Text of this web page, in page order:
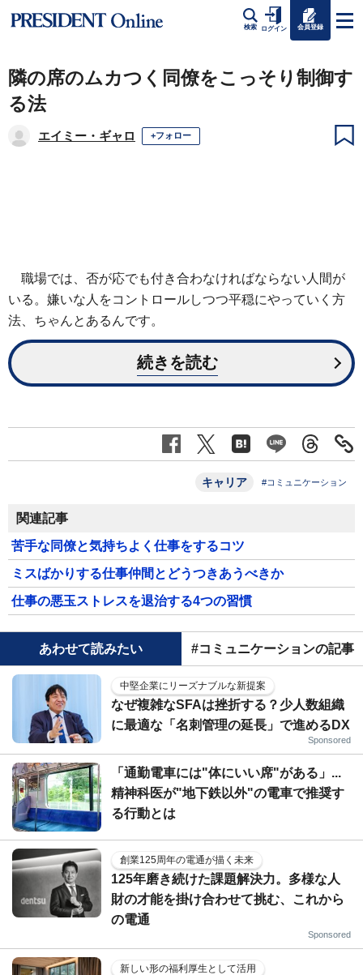
検索 ログイン 会員登録
隣の席のムカつく同僚をこっそり制御す
る法
エイミー・ギャロ +フォロー
職場では、否が応でも付き合わなければならない人間が
いる。嫌いな人をコントロールしつつ平穏にやっていく方
法、ちゃんとあるんです。
続きを読む
キャリア #コミュニケーション
関連記事
苦手な同僚と気持ちよく仕事をするコツ
ミスばかりする仕事仲間とどうつきあうべきか
仕事の悪玉ストレスを退治する4つの習慣
あわせて読みたい #コミュニケーションの記事
中堅企業にリーズナブルな新提案
なぜ複雑なSFAは挫折する？少人数組織
に最適な「名刺管理の延長」で進めるDX
Sponsored
「通勤電車には"体にいい席"がある」...
精神科医が"地下鉄以外"の電車で推奨す
る行動とは
創業125周年の電通が描く未来
125年磨き続けた課題解決力。多様な人
財の才能を掛け合わせて挑む、これから
の電通
Sponsored
新しい形の福利厚生として活用